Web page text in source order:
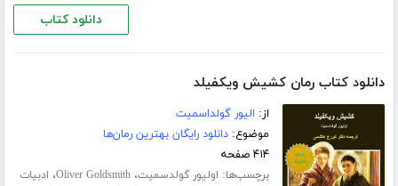
دانلود کتاب
دانلود کتاب رمان کشیش ویکفیلد
از: الیور گولداسمیت
موضوع:دانلود رایگان بهترین رمان‌ها
۴۱۴ صفحه
برچسب‌ها: اولیور گولدسمیت،Oliver Goldsmith، ادبیات